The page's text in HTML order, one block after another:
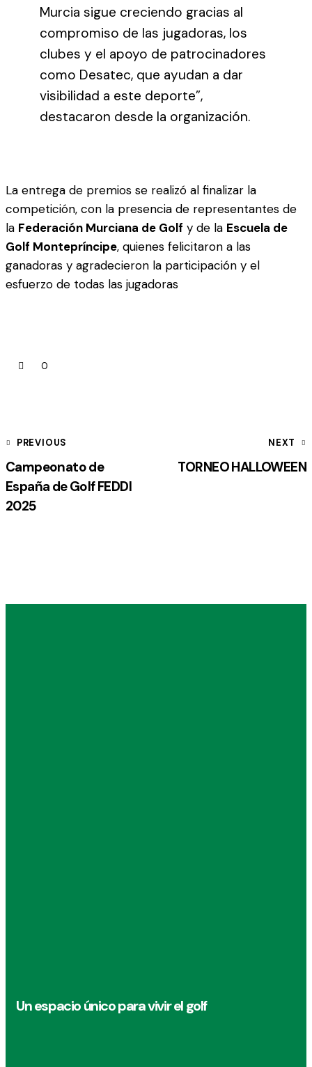
Murcia sigue creciendo gracias al
compromiso de las jugadoras, los
clubes y el apoyo de patrocinadores
como Desatec, que ayudan a dar
visibilidad a este deporte”,
destacaron desde la organización.
La entrega de premios se realizó al finalizar la
competición, con la presencia de representantes de
la Federación Murciana de Golf y de la Escuela de
Golf Montepríncipe, quienes felicitaron a las
ganadoras y agradecieron la participación y el
esfuerzo de todas las jugadoras
0
PREVIOUS
Campeonato de
España de Golf FEDDI
2025
NEXT
TORNEO HALLOWEEN
Un espacio único para vivir el golf